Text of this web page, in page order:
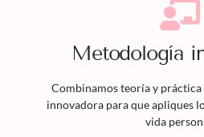
Metodología
Combinamos teoría y
innovadora para que apliques
vida